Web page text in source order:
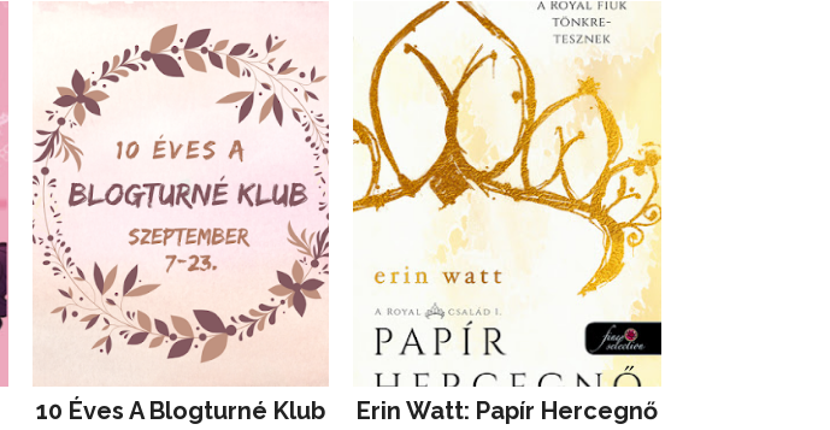
10 Éves A Blogturné Klub Erin Watt: Papír Hercegnő